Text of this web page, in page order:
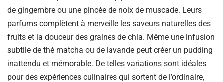
de gingembre ou une pincée de noix de muscade. Leurs
parfums complètent à merveille les saveurs naturelles des
fruits et la douceur des graines de chia. Même une infusion
subtile de thé matcha ou de lavande peut créer un pudding
inattendu et mémorable. De telles variations sont idéales
pour des expériences culinaires qui sortent de l’ordinaire,